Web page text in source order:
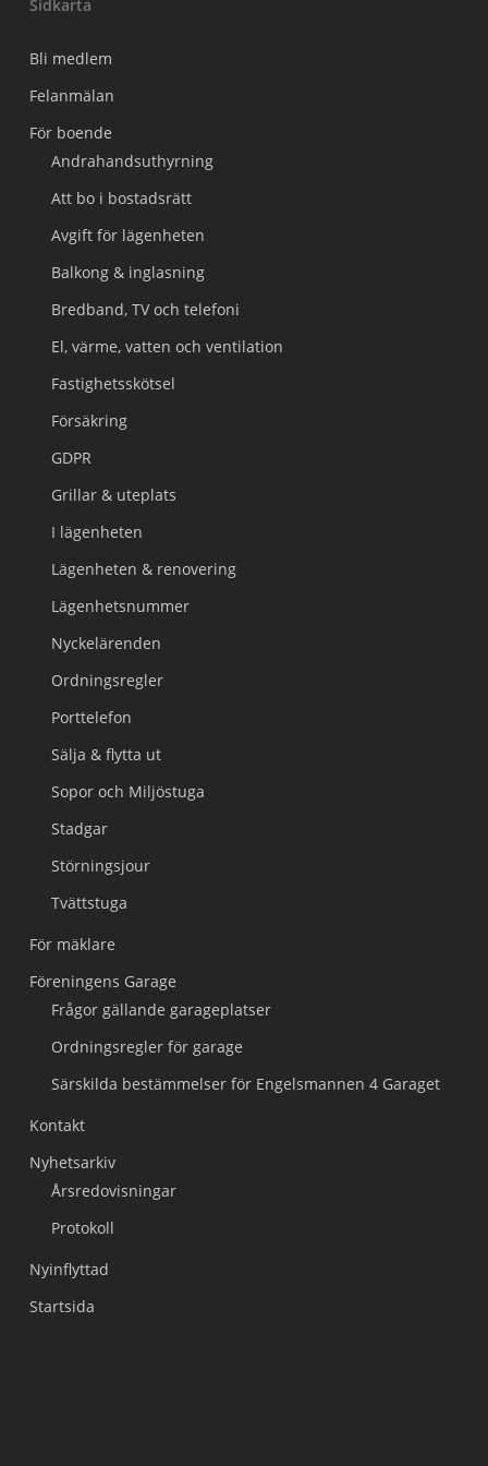
Sidkarta
Bli medlem
Felanmälan
För boende
Andrahandsuthyrning
Att bo i bostadsrätt
Avgift för lägenheten
Balkong & inglasning
Bredband, TV och telefoni
El, värme, vatten och ventilation
Fastighetsskötsel
Försäkring
GDPR
Grillar & uteplats
I lägenheten
Lägenheten & renovering
Lägenhetsnummer
Nyckelärenden
Ordningsregler
Porttelefon
Sälja & flytta ut
Sopor och Miljöstuga
Stadgar
Störningsjour
Tvättstuga
För mäklare
Föreningens Garage
Frågor gällande garageplatser
Ordningsregler för garage
Särskilda bestämmelser för Engelsmannen 4 Garaget
Kontakt
Nyhetsarkiv
Årsredovisningar
Protokoll
Nyinflyttad
Startsida